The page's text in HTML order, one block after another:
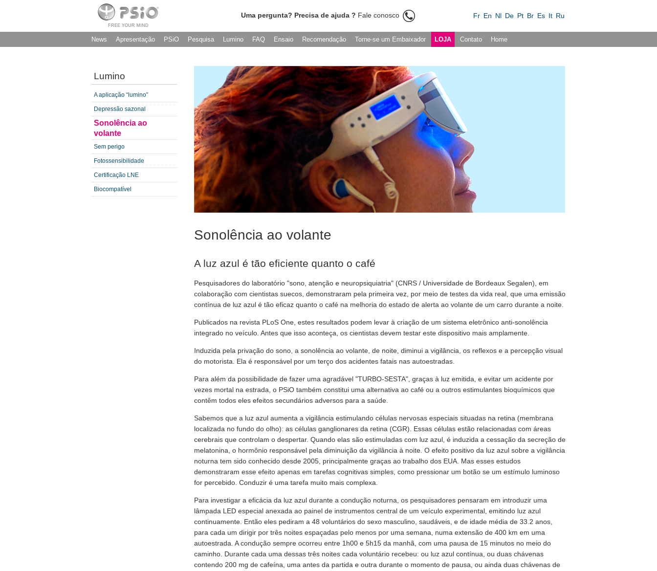
FREE YOUR MIND
Uma pergunta? Precisa de ajuda ? Fale conosco Fr En Nl De Pt Br Es It Ru
News Apresentação PSiO Pesquisa Lumino FAQ Ensaio Recomendação Torne-se um Embaixador LOJA Contato Home
Lumino
A aplicação “lumino”
Depressão sazonal
Sonolência ao
volante
Sem perigo
Fotossensibilidade
Certificação LNE
Biocompatível
Sonolência ao volante
A luz azul é tão eficiente quanto o café
Pesquisadores do laboratório "sono, atenção e neuropsiquiatria" (CNRS / Universidade de Bordeaux Segalen), em
colaboração com cientistas suecos, demonstraram pela primeira vez, por meio de testes da vida real, que uma emissão
contínua de luz azul é tão eficaz quanto o café na melhoria do estado de alerta ao volante de um carro durante a noite.
Publicados na revista PLoS One, estes resultados podem levar à criação de um sistema eletrônico anti-sonolência
integrado no veículo. Antes que isso aconteça, os cientistas devem testar este dispositivo mais amplamente.
Induzida pela privação do sono, a sonolência ao volante, de noite, diminui a vigilância, os reflexos e a percepção visual
do motorista. Ela é responsável por um terço dos acidentes fatais nas autoestradas.
Para além da possibilidade de fazer uma agradável "TURBO-SESTA", graças à luz emitida, e evitar um acidente por
vezes mortal na estrada, o PSiO também constitui uma alternativa ao café ou a outros estimulantes bioquímicos que
contêm todos eles efeitos secundários adversos para a saúde.
Sabemos que a luz azul aumenta a vigilância estimulando células nervosas especiais situadas na retina (membrana
localizada no fundo do olho): as células ganglionares da retina (CGR). Essas células estão relacionadas com áreas
cerebrais que controlam o despertar. Quando elas são estimuladas com luz azul, é induzida a cessação da secreção de
melatonina, o hormônio responsável pela diminuição da vigilância à noite. O efeito positivo da luz azul sobre a vigilância
noturna tem sido conhecido desde 2005, principalmente graças ao trabalho dos EUA. Mas esses estudos
demonstraram esse efeito apenas em tarefas cognitivas simples, como pressionar um botão se um estímulo luminoso
for percebido. Conduzir é uma tarefa muito mais complexa.
Para investigar a eficácia da luz azul durante a condução noturna, os pesquisadores pensaram em introduzir uma
lâmpada LED especial anexada ao painel de instrumentos central de um veículo experimental, emitindo luz azul
continuamente. Então eles pediram a 48 voluntários do sexo masculino, saudáveis, e de idade média de 33.2 anos,
para cada um dirigir por três noites espaçadas pelo menos por uma semana, numa extensão de 400 km em uma
autoestrada. A condução sempre ocorreu entre 1h00 e 5h15 da manhã, com uma pausa de 15 minutos no meio do
caminho. Durante cada uma dessas três noites cada voluntário recebeu: ou luz azul contínua, ou duas chávenas
contendo 200 mg de cafeína, uma antes da partida e outra durante o momento de pausa, ou ainda duas chávenas de